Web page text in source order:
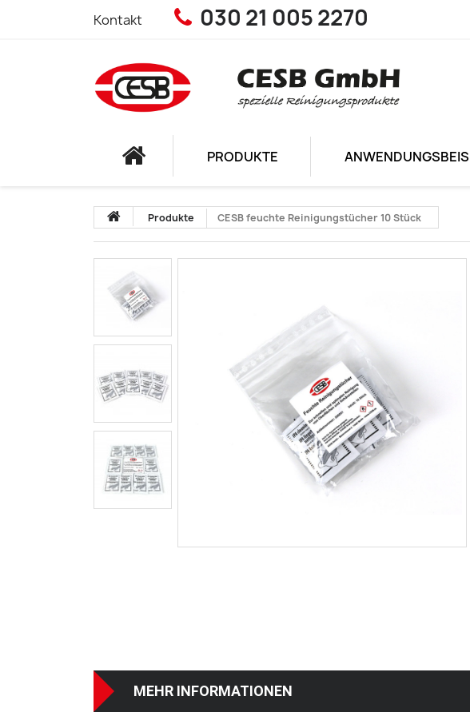
Kontakt 030 21 005 2270
PRODUKTE
Produkte CESB feuchte Reinigungstücher 10 Stück
MEHR INFORMATIONEN